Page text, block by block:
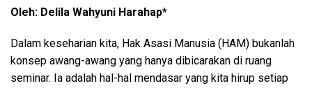
Oleh: Delila Wahyuni Harahap*
Dalam keseharian kita, Hak Asasi Manusia (HAM) bukanlah
konsep awang-awang yang hanya dibicarakan di ruang
seminar. Ia adalah hal-hal mendasar yang kita hirup setiap